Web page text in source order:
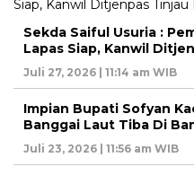
Sekda Saiful Usuria :
Lapas Siap, Kanwil
Juli 27, 2026 | 11:14 am WIB
Impian Bupati Sofyan
Banggai Laut Tiba Di
Juli 23, 2026 | 11:56 am WIB